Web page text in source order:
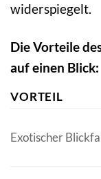
widerspiegelt.
Die Vorteile
auf einen Blick:
VORTEIL
Exotischer